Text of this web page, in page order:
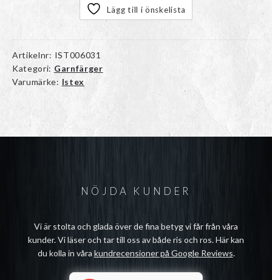
Lägg till i önskelista
Artikelnr: IST006031
Kategori: Garnfärger
Varumärke: Istex
NÖJDA KUNDER
Vi är stolta och glada över de fina betyg vi får från våra
kunder. Vi läser och tar till oss av både ris och ros. Här kan
du kolla in våra kundrecensioner på Google Reviews.